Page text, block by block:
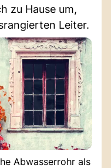
zu Hause um,
Leiter.
Abwasserrohr als